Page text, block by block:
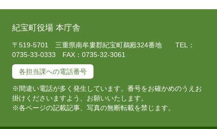
紀宝町役場 本庁舎
〒519-5701 三重県南牟婁郡紀宝町鵜殿324番地 TEL：
0735-33-0333 FAX：0735-32-3061
各担当課への電話番号
※間違い電話が多く発生しています。番号をお確かめのうえお
掛けくださいますよう、お願いいたします。
※各ページの記載記事、写真の無断転載を禁じます。